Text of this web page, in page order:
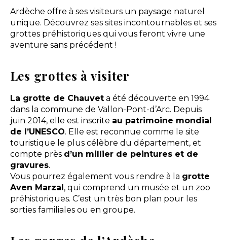
Ardèche offre à ses visiteurs un paysage naturel
unique. Découvrez ses sites incontournables et ses
grottes préhistoriques qui vous feront vivre une
aventure sans précédent !
Les grottes à visiter
La grotte de Chauveta été découverte en 1994
dans la commune de Vallon-Pont-d’Arc. Depuis
juin 2014, elle est inscrite au patrimoine mondial
de l’UNESCO. Elle est reconnue comme le site
touristique le plus célèbre du département, et
compte près d’un millier de peintures et de
gravures.
Vous pourrez également vous rendre à la grotte
Aven Marzal, qui comprend un musée et un zoo
préhistoriques. C’est un très bon plan pour les
sorties familiales ou en groupe.